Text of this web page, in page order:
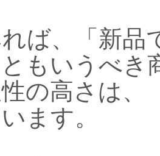
ば、「新品
もいうべき
の高さは、
ます。